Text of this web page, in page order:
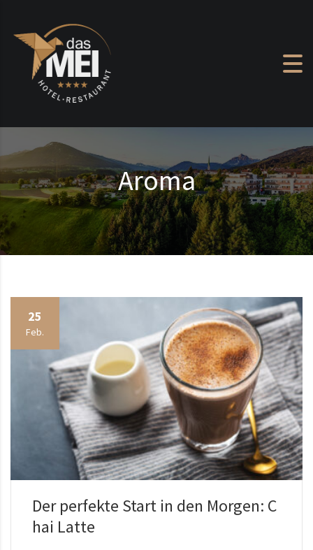
Aroma
25
Feb.
Der perfekte Start in den Morgen: C
hai Latte